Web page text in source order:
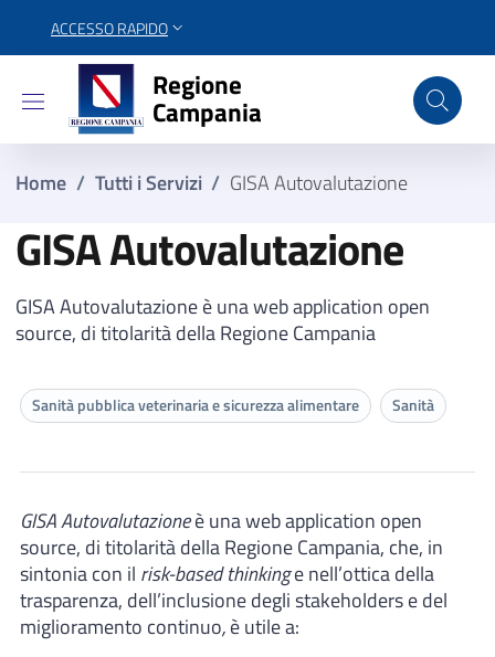
ACCESSO RAPIDO
Regione Campania
Regione
Campania
Home / Tutti i Servizi / GISA Autovalutazione
GISA Autovalutazione
GISA Autovalutazione è una web application open
source, di titolarità della Regione Campania
Sanità pubblica veterinaria e sicurezza alimentare Sanità
GISA Autovalutazioneè una web application open
source, di titolarità della Regione Campania, che, in
sintonia con il risk-based thinkinge nell’ottica della
trasparenza, dell’inclusione degli stakeholders e del
miglioramento continuo,è utile a: